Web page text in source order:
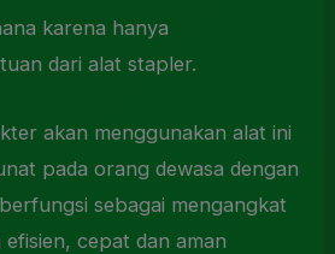
karena hanya
dari alat stapler.
akan menggunakan alat ini
pada orang dewasa dengan
sebagai mengangkat
cepat dan aman